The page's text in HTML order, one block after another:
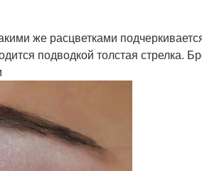
же расцветками
подводкой толстая стрелка.